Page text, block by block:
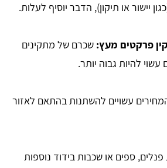
יישור או תיקון), הדבר יוסיף לעלות.
פרקטים מעץ: שכרם של מתקינים
עשוי להיות גבוה יותר.
עשויים להשתנות בהתאם לאזור
ספים או שכבות בידוד נוספות